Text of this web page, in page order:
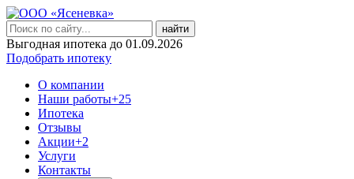
найти
Выгодная ипотека до 01.09.2026
Подобрать ипотеку
О компании
Наши работы+25
Ипотека
Отзывы
Акции+2
Услуги
Контакты